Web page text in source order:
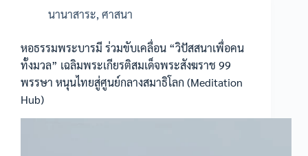
นานาสาระ, ศาสนา
หอธรรมพระบารมี ร่วมขับเคลื่อน “วิปัสสนาเพื่อคน
ทั้งมวล” เฉลิมพระเกียรติสมเด็จพระสังฆราช 99
พรรษา หนุนไทยสู่ศูนย์กลางสมาธิโลก (Meditation
Hub)